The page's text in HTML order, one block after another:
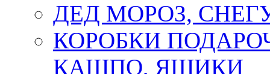
ДЕД МОРОЗ,
КОРОБКИ
КАШПО, ЯЩИКИ